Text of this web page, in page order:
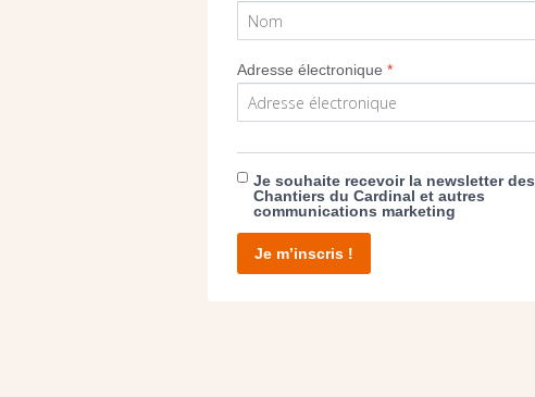
NOUS PERMET D’AGIR
Adresse électronique*
Je souhaite recevoir la newsletter des
Chantiers du Cardinal et autres
communications marketing
Je m’inscris !